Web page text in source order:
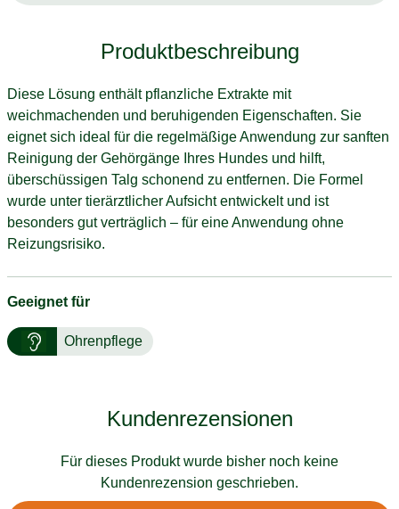
Produktbeschreibung
Diese Lösung enthält pflanzliche Extrakte mit
weichmachenden und beruhigenden Eigenschaften. Sie
eignet sich ideal für die regelmäßige Anwendung zur sanften
Reinigung der Gehörgänge Ihres Hundes und hilft,
überschüssigen Talg schonend zu entfernen. Die Formel
wurde unter tierärztlicher Aufsicht entwickelt und ist
besonders gut verträglich – für eine Anwendung ohne
Reizungsrisiko.
Geeignet für
Ohrenpflege
Kundenrezensionen
Für dieses Produkt wurde bisher noch keine
Kundenrezension geschrieben.